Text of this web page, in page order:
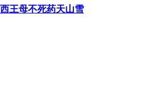
王母不死药天山雪